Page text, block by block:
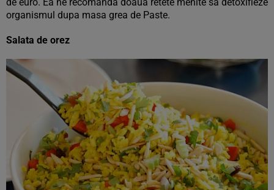
organismul dupa masa grea de Paste.
Salata de orez